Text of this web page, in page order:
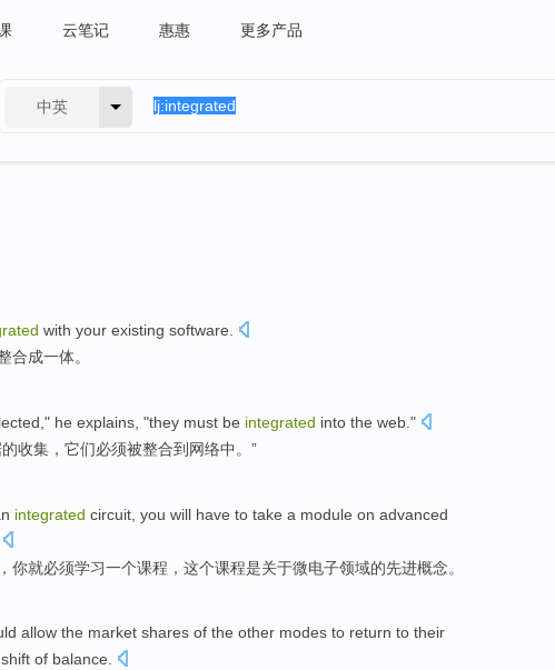
云笔记 惠惠 更多产品
中英
with your existing software
合成一体。
," he explains , "they must be integrated into the web ."
收集 ， 它们必须被整合到 网络中。”
integrated circuit you will have to take a module on advanced
， 你就必须学习一个课程 ，这个课程是关于微电子领域的先进概念。
allow the market shares of the other modes to return to their
shift of balance.